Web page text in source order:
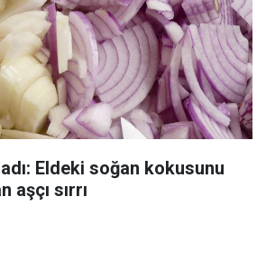
Eldeki soğan kokusunu
aşçı sırrı